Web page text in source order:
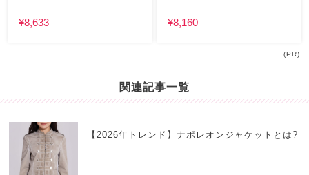
¥8,633 ¥8,160
(PR)
関連記事一覧
【2026年トレンド】ナポレオンジャケットとは?